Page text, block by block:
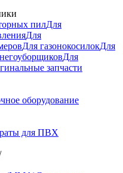
пилДля
Для
Для газонокосилокДля
Для
запчасти
для ПВХ